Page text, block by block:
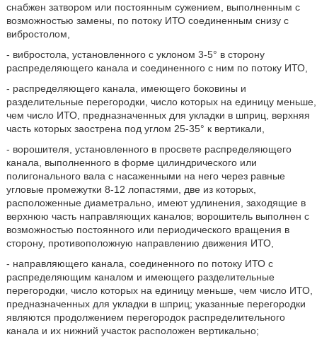
снабжен затвором или постоянным сужением, выполненным с
возможностью замены, по потоку ИТО соединенным снизу с
вибростолом,
- вибростола, установленного с уклоном 3-5° в сторону
распределяющего канала и соединенного с ним по потоку ИТО,
- распределяющего канала, имеющего боковины и
разделительные перегородки, число которых на единицу меньше,
чем число ИТО, предназначенных для укладки в шприц, верхняя
часть которых заострена под углом 25-35° к вертикали,
- ворошителя, установленного в просвете распределяющего
канала, выполненного в форме цилиндрического или
полигонального вала с насаженными на него через равные
угловые промежутки 8-12 лопастями, две из которых,
расположенные диаметрально, имеют удлинения, заходящие в
верхнюю часть направляющих каналов; ворошитель выполнен с
возможностью постоянного или периодического вращения в
сторону, противоположную направлению движения ИТО,
- направляющего канала, соединенного по потоку ИТО с
распределяющим каналом и имеющего разделительные
перегородки, число которых на единицу меньше, чем число ИТО,
предназначенных для укладки в шприц; указанные перегородки
являются продолжением перегородок распределительного
канала и их нижний участок расположен вертикально;